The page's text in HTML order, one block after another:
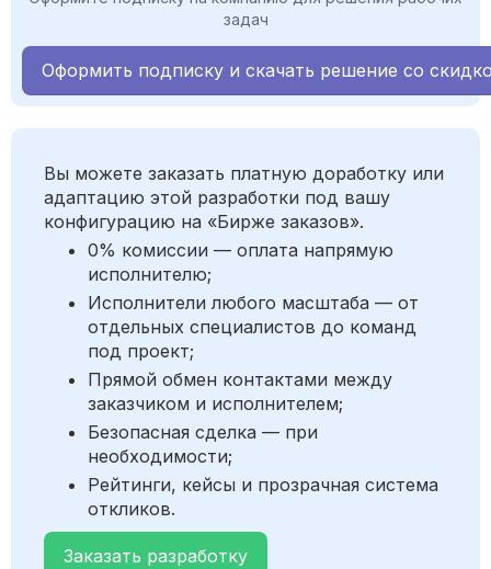
задач
Оформить подписку и скачать решение со
Вы можете заказать платную доработку или
адаптацию этой разработки под вашу
конфигурацию на «Бирже заказов».
0% комиссии — оплата напрямую
исполнителю;
Исполнители любого масштаба — от
отдельных специалистов до команд
под проект;
Прямой обмен контактами между
заказчиком и исполнителем;
Безопасная сделка — при
необходимости;
Рейтинги, кейсы и прозрачная система
откликов.
Заказать разработку